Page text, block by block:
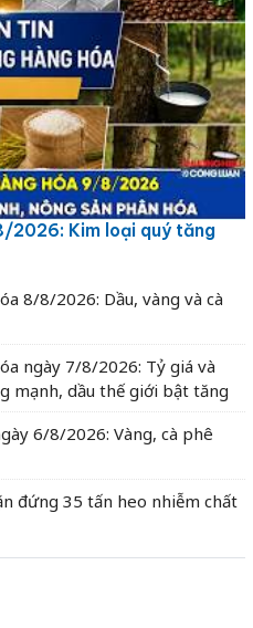
2026: Kim loại quý tăng
8/8/2026: Dầu, vàng và cà
ngày 7/8/2026: Tỷ giá và
mạnh, dầu thế giới bật tăng
6/8/2026: Vàng, cà phê
đứng 35 tấn heo nhiễm chất